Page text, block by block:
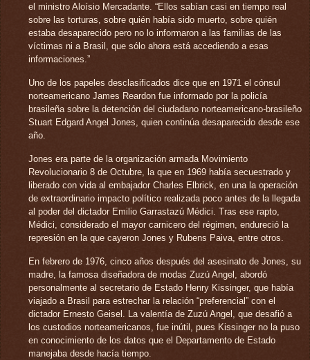
el ministro Aloísio Mercadante. “Ellos sabían casi en tiempo real
sobre las torturas, sobre quién había sido muerto, sobre quién
estaba desaparecido pero no lo informaron a las familias de las
víctimas ni a Brasil, que sólo ahora está accediendo a esas
informaciones.”
Uno de los papeles desclasificados dice que en 1971 el cónsul
norteamericano James Reardon fue informado por la policía
brasileña sobre la detención del ciudadano norteamericano-brasileño
Stuart Edgard Angel Jones, quien continúa desaparecido desde ese
año.
Jones era parte de la organización armada Movimiento
Revolucionario 8 de Octubre, la que en 1969 había secuestrado y
liberado con vida al embajador Charles Elbrick, en una la operación
de extraordinario impacto político realizada poco antes de la llegada
al poder del dictador Emilio Garrastazú Médici. Tras ese rapto,
Médici, considerado el mayor carnicero del régimen, endureció la
represión en la que cayeron Jones y Rubens Paiva, entre otros.
En febrero de 1976, cinco años después del asesinato de Jones, su
madre, la famosa diseñadora de modas Zuzú Angel, abordó
personalmente al secretario de Estado Henry Kissinger, que había
viajado a Brasil para estrechar la relación “preferencial” con el
dictador Ernesto Geisel. La valentía de Zuzú Angel, que desafió a
los custodios norteamericanos, fue inútil, pues Kissinger no la puso
en conocimiento de los datos que el Departamento de Estado
manejaba desde hacía tiempo.